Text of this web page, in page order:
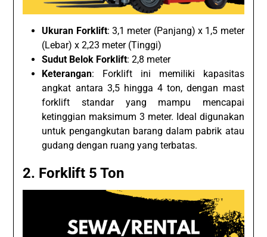
Ukuran Forklift: 3,1 meter (Panjang) x 1,5 meter
(Lebar) x 2,23 meter (Tinggi)
Sudut Belok Forklift: 2,8 meter
Keterangan: Forklift ini memiliki kapasitas
angkat antara 3,5 hingga 4 ton, dengan mast
forklift standar yang mampu mencapai
ketinggian maksimum 3 meter. Ideal digunakan
untuk pengangkutan barang dalam pabrik atau
gudang dengan ruang yang terbatas.
2. Forklift 5 Ton